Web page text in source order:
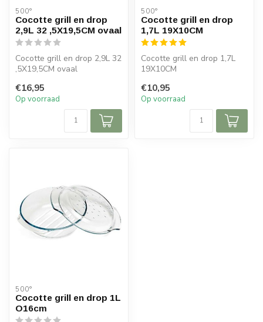
500°
Cocotte grill en drop
2,9L 32 ,5X19,5CM ovaal
Cocotte grill en drop 2,9L 32
,5X19,5CM ovaal
€16,95
Op voorraad
500°
Cocotte grill en drop
1,7L 19X10CM
Cocotte grill en drop 1,7L
19X10CM
€10,95
Op voorraad
500°
Cocotte grill en drop 1L
O16cm